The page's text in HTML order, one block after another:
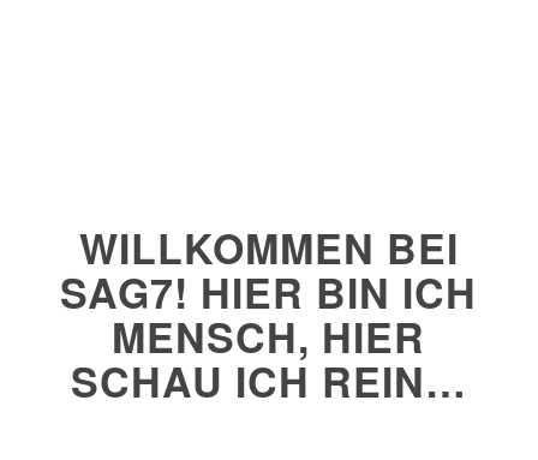
WILLKOMMEN BEI
SAG7! HIER BIN ICH
MENSCH, HIER
SCHAU ICH REIN…